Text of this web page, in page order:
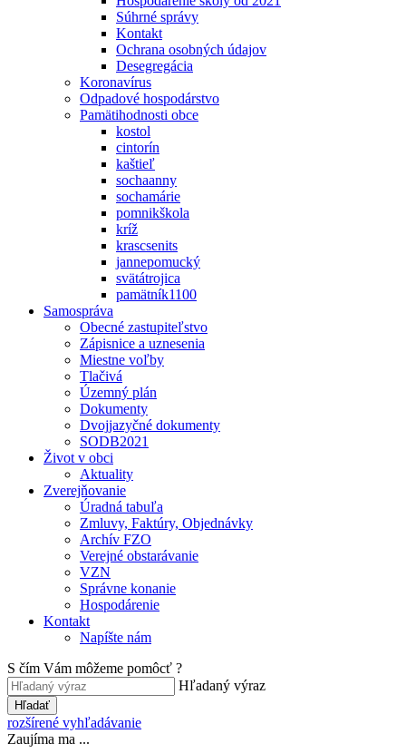
Súhrné správy
Kontakt
Ochrana osobných údajov
Desegregácia
Koronavírus
Odpadové hospodárstvo
Pamätihodnosti obce
kostol
cintorín
kaštieľ
sochaanny
sochamárie
pomnikškola
kríž
krascsenits
jannepomucký
svätátrojica
pamätník1100
Samospráva
Obecné zastupiteľstvo
Zápisnice a uznesenia
Miestne voľby
Tlačivá
Územný plán
Dokumenty
Dvojjazyčné dokumenty
SODB2021
Život v obci
Aktuality
Zverejňovanie
Úradná tabuľa
Zmluvy, Faktúry, Objednávky
Archív FZO
Verejné obstarávanie
VZN
Správne konanie
Hospodárenie
Kontakt
Napíšte nám
S čím Vám môžeme pomôcť ?
Hľadaný výraz
Hľadať
rozšírené vyhľadávanie
Zaujíma ma ...